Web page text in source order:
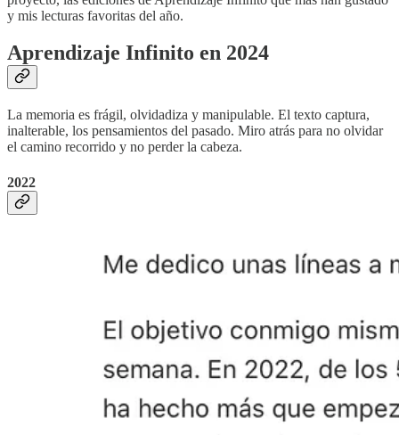
y mis lecturas favoritas del año.
Aprendizaje Infinito en 2024
La memoria es frágil, olvidadiza y manipulable. El texto captura,
inalterable, los pensamientos del pasado. Miro atrás para no olvidar
el camino recorrido y no perder la cabeza.
2022